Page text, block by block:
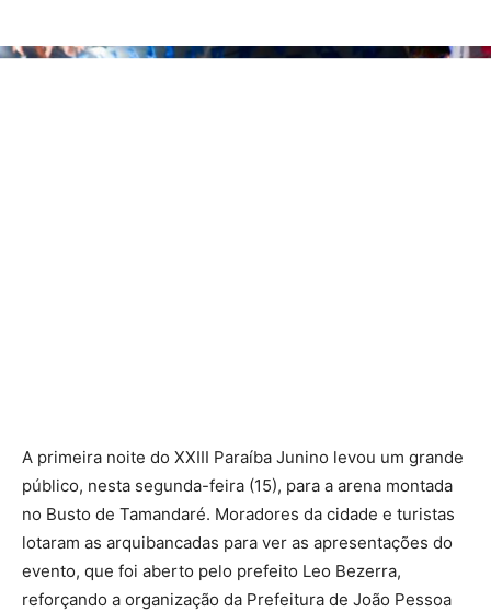
A primeira noite do XXIII Paraíba Junino levou um grande
público, nesta segunda-feira (15), para a arena montada
no Busto de Tamandaré. Moradores da cidade e turistas
lotaram as arquibancadas para ver as apresentações do
evento, que foi aberto pelo prefeito Leo Bezerra,
reforçando a organização da Prefeitura de João Pessoa